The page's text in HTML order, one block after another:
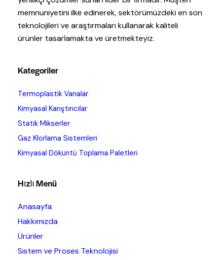
memnuniyetini ilke edinerek, sektörümüzdeki en son
teknolojileri ve araştırmaları kullanarak kaliteli
ürünler tasarlamakta ve üretmekteyiz.
Kategoriler
Termoplastik Vanalar
Kimyasal Karıştırıcılar
Statik Mikserler
Gaz Klorlama Sistemleri
Kimyasal Döküntü Toplama Paletleri
Hızlı Menü
Anasayfa
Hakkımızda
Ürünler
Sistem ve Proses Teknolojisi